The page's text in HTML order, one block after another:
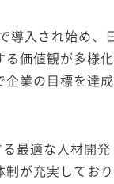
導入され始め、
価値観が多様
業の目標を達
最適な人材開
が充実してお